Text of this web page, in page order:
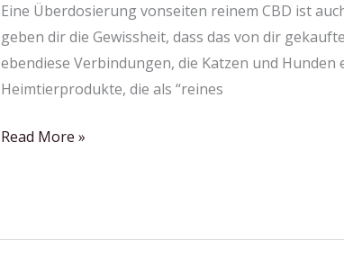
Eine Überdosierung vonseiten reinem CBD ist
geben dir die Gewissheit, dass das von dir
ebendiese Verbindungen, die Katzen und
Heimtierprodukte, die als “reines
Darüber
Hinaus
Was
Bringt
Es?
Read More »